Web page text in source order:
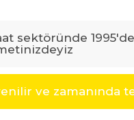
sektöründe
ve zamanında